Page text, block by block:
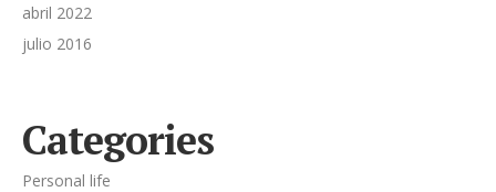
abril 2022
julio 2016
Categories
Personal life